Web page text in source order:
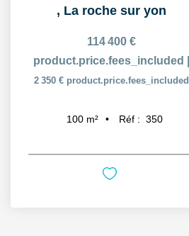
, La roche sur yon
114 400 €
product.price.fees_included
2 350 € product.price.fees_included
100 m² Réf : 350